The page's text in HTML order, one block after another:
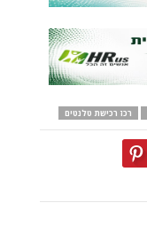
רכז רכישת טלנטים